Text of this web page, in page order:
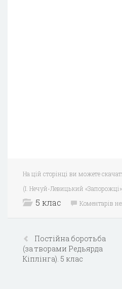
На цій сторінці ви можете
(І. Нечуй-Левицький
5 клас Коментарів
Постійна боротьба
(за творами Редьярда
Кіплінга). 5 клас